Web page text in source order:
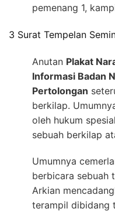
pemenang 1,
3 Surat Tempelan
Anutan Plakat
Informasi Badan
Pertolongan
berkilap.
oleh hukum
sebuah berkilap
Umumnya
berbicara sebuah
Arkian
terampil dibidang